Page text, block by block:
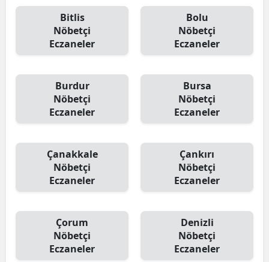
Tekirdağ
Trabzon
Tunceli
Şanlıurfa
Bitlis
Nöbetçi
Eczaneler
Bolu
Nöbetçi
Eczaneler
Burdur
Nöbetçi
Eczaneler
Bursa
Nöbetçi
Eczaneler
Çanakkale
Nöbetçi
Eczaneler
Çankırı
Nöbetçi
Eczaneler
Çorum
Nöbetçi
Eczaneler
Denizli
Nöbetçi
Eczaneler